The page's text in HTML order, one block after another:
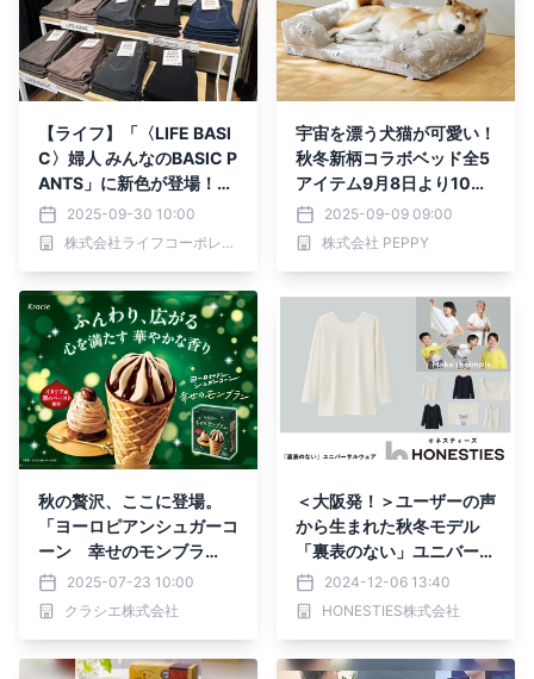
【ライフ】「〈LIFE BASI
C〉婦人 みんなのBASIC P
ANTS」に新色が登場！秋
冬コーデにぴったりな3色
を新発売
2025-09-30 10:00
株式会社ライフコーポレーション
宇宙を漂う犬猫が可愛い！
秋冬新柄コラボベッド全5
アイテム9月8日より10％
OFF開始2025-09-09 09:00
株式会社 PEPPY
秋の贅沢、ここに登場。
「ヨーロピアンシュガーコ
ーン 幸せのモンブラ
ン」！ 2025年9月1日(月)
から期間限定発売！
2025-07-23 10:00
クラシエ株式会社
＜大阪発！＞ユーザーの声
から生まれた秋冬モデル
「裏表のない」ユニバーサ
ルウェアに待望の長袖が誕
生
2024-12-06 13:40
HONESTIES株式会社